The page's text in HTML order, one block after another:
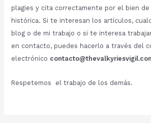
plagies y cita correctamente por el bien de
histórica. Si te interesan los artículos,
blog o de mi trabajo o si te interesa
en contacto, puedes hacerlo a través del
electrónico
Respetemos el trabajo de los demás.